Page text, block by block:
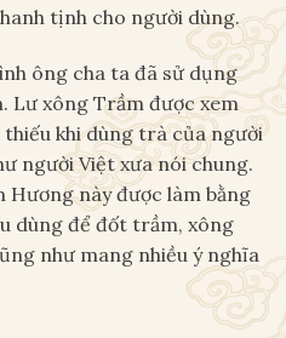
tịnh cho người dùng.
ông cha ta đã sử dụng
Lư xông Trầm được xem
khi dùng trà của người
người Việt xưa nói chung.
này được làm bằng
dùng để đốt trầm, xông
như mang nhiều ý nghĩa